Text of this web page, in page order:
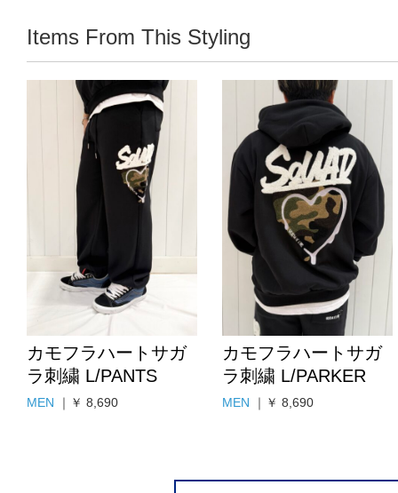
Items From This Styling
カモフラハートサガ
ラ刺繍 L/PANTS
MEN ｜￥ 8,690
カモフラハートサガ
ラ刺繍 L/PARKER
MEN ｜￥ 8,690